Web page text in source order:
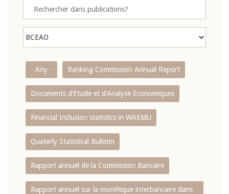
- Any - Banking Commission Annual Report
Documents d’Etude et d’Analyse Economiques
Financial Inclusion statistics in WAEMU
Quaterly Statistical Bulletin
Rapport annuel de la Commission Bancaire
Rapport annuel sur la monétique interbancaire dans